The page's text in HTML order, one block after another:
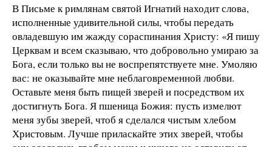
В Письме к римлянам святой Игнатий находит слова,
исполненные удивительной силы, чтобы передать
овладевшую им жажду сораспинания Христу: «Я пишу
Церквам и всем сказываю, что добровольно умираю за
Бога, если только вы не воспрепятствуете мне. Умоляю
вас: не оказывайте мне неблаговременной любви.
Оставьте меня быть пищей зверей и посредством их
достигнуть Бога. Я пшеница Божия: пусть измелют
меня зубы зверей, чтоб я сделался чистым хлебом
Христовым. Лучше приласкайте этих зверей, чтобы